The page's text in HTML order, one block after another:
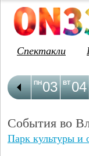
Спектакли
03
ПН 04
ВТ
События во
Парк культуры и